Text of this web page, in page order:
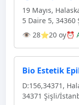
19 Mayıs,
5 Daire 5,
👁 28⭐20 oy⏰
Bio Estetik
D:156,34371,
34371 Şişli/